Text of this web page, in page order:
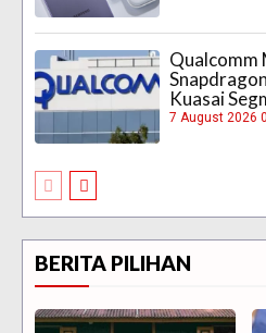
Qualcomm
Kuasai
7 August 2026
BERITA PILIHAN